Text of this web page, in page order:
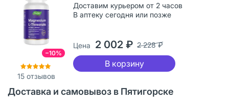
−10%
15 отзывов
Доставим курьером от 2 часов
В аптеку сегодня или позже
Цена 2 002 ₽ 2 228 ₽
В корзину
Доставка и самовывоз в Пятигорске